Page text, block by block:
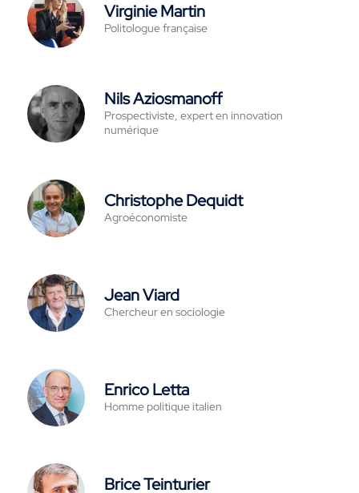
Virginie Martin
Politologue française
Nils Aziosmanoff
Prospectiviste, expert en innovation
numérique
Christophe Dequidt
Agroéconomiste
Jean Viard
Chercheur en sociologie
Enrico Letta
Homme politique italien
Brice Teinturier